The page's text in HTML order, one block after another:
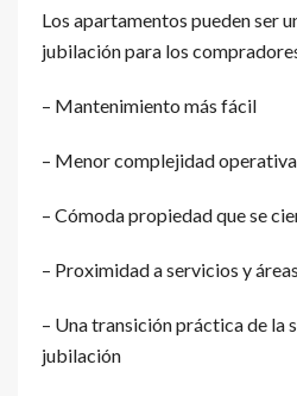
Los apartamentos pueden ser
jubilación para los
– Mantenimiento más fácil
– Menor complejidad operativa
– Cómoda propiedad que se
– Proximidad a servicios y
– Una transición práctica de la
jubilación